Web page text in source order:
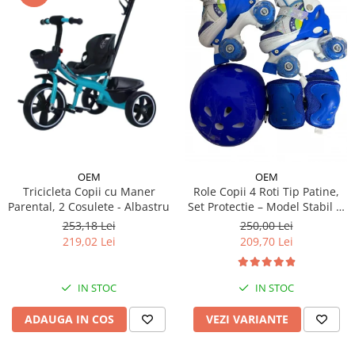
OEM
Tricicleta Copii cu Maner
Parental, 2 Cosulete - Albastru
253,18 Lei
219,02 Lei
IN STOC
ADAUGA IN COS
OEM
Role Copii 4 Roti Tip Patine,
Set Protectie – Model Stabil si
Reglabil - Albastru
250,00 Lei
209,70 Lei
IN STOC
VEZI VARIANTE